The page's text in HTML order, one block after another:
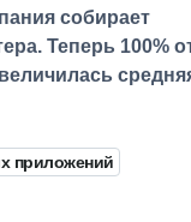
собирает
Теперь 100%
приложений